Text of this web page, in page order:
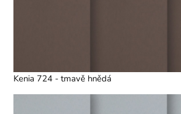
Kenia 724 - tmavě hnědá